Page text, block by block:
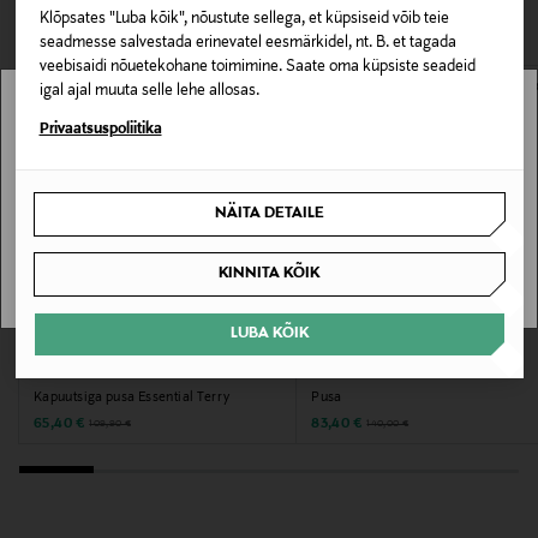
Klõpsates "Luba kõik", nõustute sellega, et küpsiseid võib teie
seadmesse salvestada erinevatel eesmärkidel, nt. B. et tagada
veebisaidi nõuetekohane toimimine. Saate oma küpsiste seadeid
igal ajal muuta selle lehe allosas.
Privaatsuspoliitika
NÄITA DETAILE
KINNITA KÕIK
LUBA KÕIK
100% puuvill
Voodri materjal
Värv
C30 BLUE SPELL
VAATASID KA
Kapuutsiga pusa Essential Terry
Discounted Price
65,40 € Original Price
109,90 €
Pusa
Discounted Price
83,40 € Original Price
140,00 €
Stockmann pole Sinu riigis saadaval.
SAAN ARU